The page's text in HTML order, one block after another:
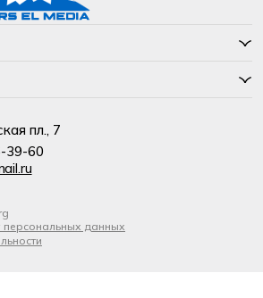
пл., 7
39-60
персональных данных